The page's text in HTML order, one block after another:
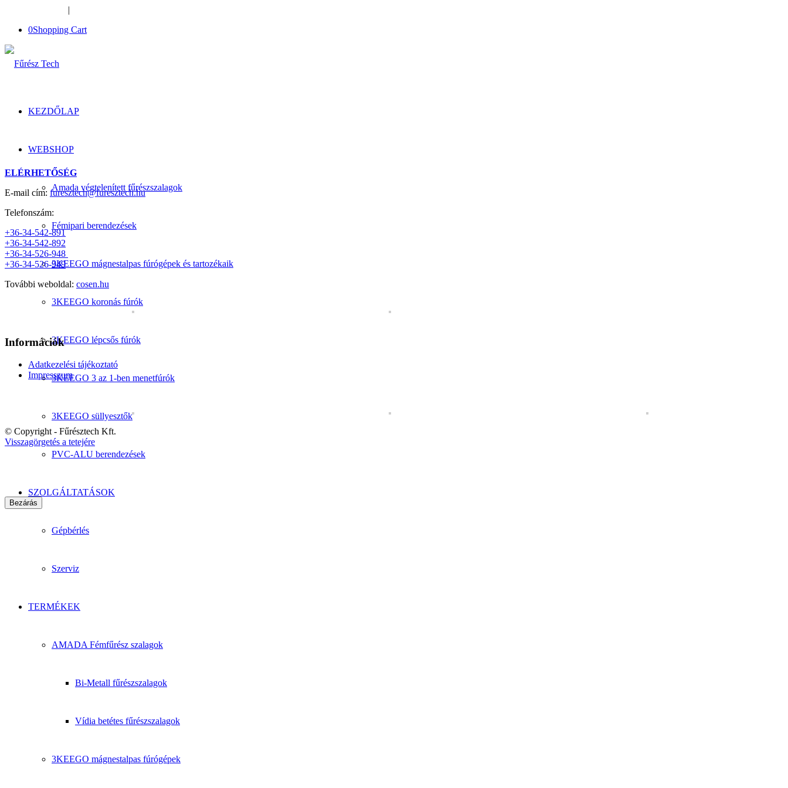
|
0Shopping Cart
KEZDŐLAP
WEBSHOP
Amada végtelenített fűrészszalagok
Fémipari berendezések
3KEEGO mágnestalpas fúrógépek és tartozékaik
3KEEGO koronás fúrók
3KEEGO lépcsős fúrók
3KEEGO 3 az 1-ben menetfúrók
3KEEGO süllyesztők
PVC-ALU berendezések
SZOLGÁLTATÁSOK
Gépbérlés
Szerviz
TERMÉKEK
AMADA Fémfűrész szalagok
Bi-Metall fűrészszalagok
Vídia betétes fűrészszalagok
3KEEGO mágnestalpas fúrógépek
ELÉRHETŐSÉG
E-mail cím: furesztech@furesztech.hu
Telefonszám:
+36-34-542-891
+36-34-542-892
+36-34-526-948
+36-34-526-949
További weboldal: cosen.hu
Információk
Adatkezelési tájékoztató
Impresszum
© Copyright - Fűrésztech Kft.
Visszagörgetés a tetejére
Bezárás